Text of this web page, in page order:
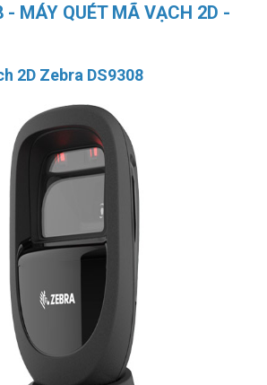
- MÁY QUÉT MÃ VẠCH 2D -
2D Zebra DS9308